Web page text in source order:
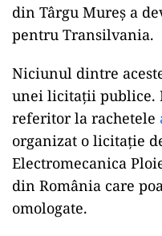
din Târgu Mureș a
pentru Transilvania.
Niciunul dintre
unei licitații publice.
referitor la rachetele
organizat o licitație
Electromecanica
din România care
omologate.